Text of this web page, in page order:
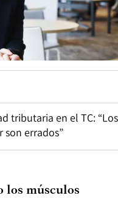
tributaria en el TC: “Los
son errados”
los músculos